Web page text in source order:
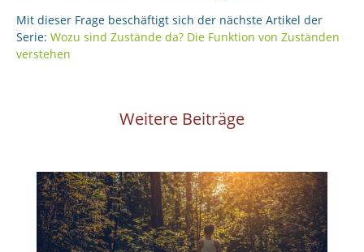
Mit dieser Frage beschäftigt sich der nächste Artikel der
Serie: Wozu sind Zustände da? Die Funktion von Zuständen
verstehen
Weitere Beiträge